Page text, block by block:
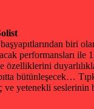
biri
performansları ile
bütünleşecek…
yetenekli